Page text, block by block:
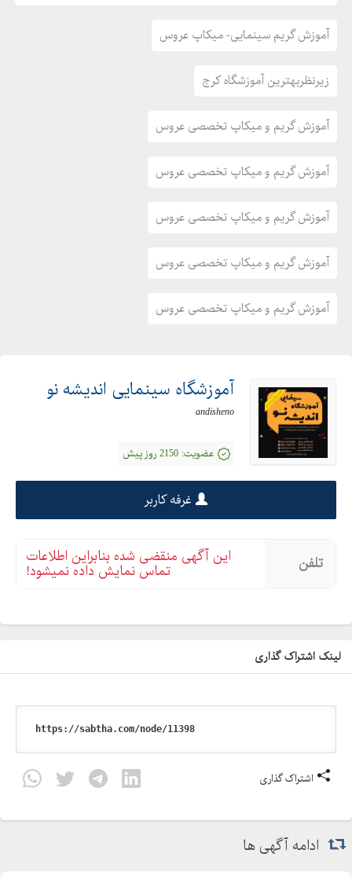
آموزش گریم سینمایی- میکاپ عروس
زیرنظربهترین آموزشگاه کرج
آموزش گریم و میکاپ تخصصی عروس
آموزش گریم و میکاپ تخصصی عروس
آموزش گریم و میکاپ تخصصی عروس
آموزش گریم و میکاپ تخصصی عروس
آموزش گریم و میکاپ تخصصی عروس
آموزشگاه سینمایی اندیشه نو
andisheno
عضویت: 2150 روز پیش
غرفه کاربر
تلفن این آگهی منقضی شده بنابراین اطلاعات
تماس نمایش داده نمیشود!
لینک اشتراک گذاری
اشتراک گذاری
ادامه آگهی ها